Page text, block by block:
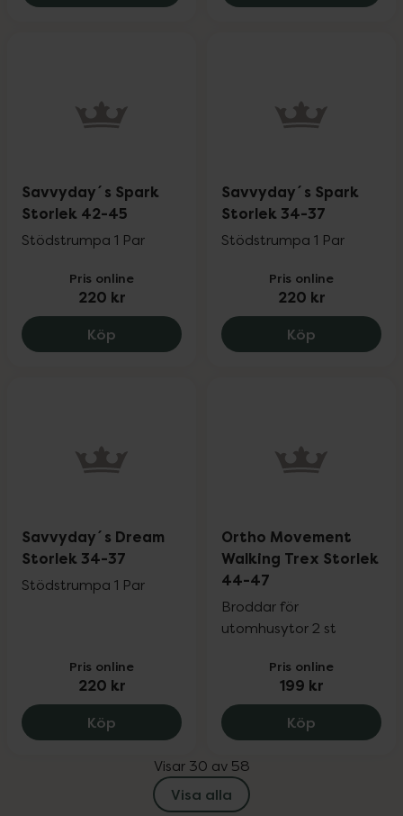
Savvyday´s Spark
Storlek 42-45
Stödstrumpa 1 Par
Pris online
220 kr
Köp Savvyday´s Spark Storlek 42-45, 220
Savvyday´s Spark
Storlek 34-37
Stödstrumpa 1 Par
Pris online
220 kr
Köp
Savvyday´s Dream
Storlek 34-37
Stödstrumpa 1 Par
Pris online
220 kr
Köp Savvyday´s Dream Storlek 34-37, 220
Ortho Movement
Walking Trex Storlek
44-47
Broddar för
utomhusytor 2 st
Pris online
199 kr
Köp Ortho
Visar 30 av 58
Visa alla